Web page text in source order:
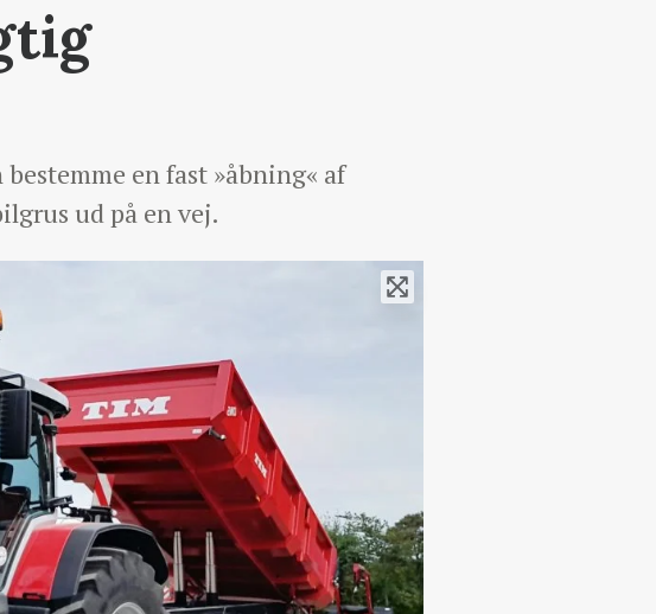
en fast »åbning« af
ud på en vej.